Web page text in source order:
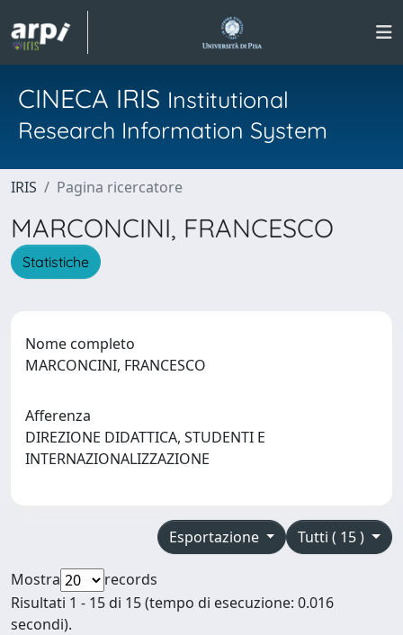
CINECA IRIS Institutional
Research Information System
IRIS Pagina ricercatore
MARCONCINI, FRANCESCO
Statistiche
Nome completo
MARCONCINI, FRANCESCO
Afferenza
DIREZIONE DIDATTICA, STUDENTI E
INTERNAZIONALIZZAZIONE
Tutti ( 15 )
Esportazione
Mostra
records
Risultati 1 - 15 di 15 (tempo di esecuzione: 0.016
secondi).